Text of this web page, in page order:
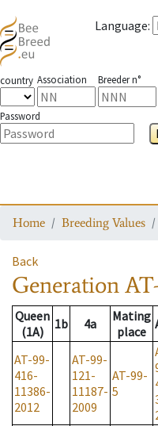
Language:
country Association Breeder n°
Password
Home Breeding Values
Back
Generation
Queen
(1A)
1b 4a
Mating
place
AT-99-
416-
11386-
2012
AT-99-
121-
11187-
2009
AT-99-
5